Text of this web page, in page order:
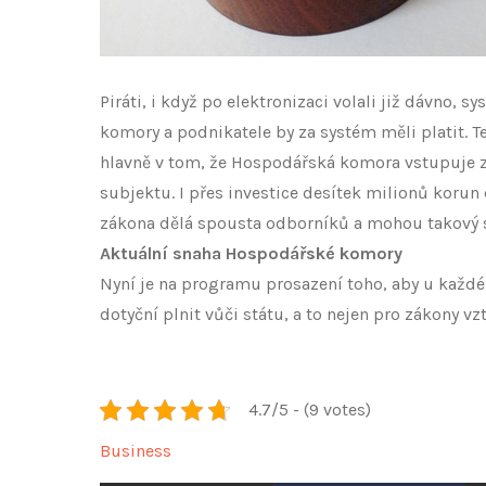
Piráti, i když po elektronizaci volali již dávno,
komory a podnikatele by za systém měli platit.
hlavně v tom, že Hospodářská komora
subjektu. I přes investice desítek milionů
zákona dělá spousta odborníků a mohou
Aktuální snaha Hospodářské komory
Nyní je na programu prosazení toho, aby u
dotyční plnit vůči státu, a to nejen pro zákony
4.7/5 - (9 votes)
Business